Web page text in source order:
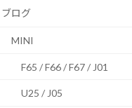
ブログ
MINI
F65 / F66 / F67 / J01
U25 / J05